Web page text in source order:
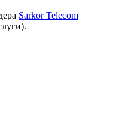
Sarkor Telecom